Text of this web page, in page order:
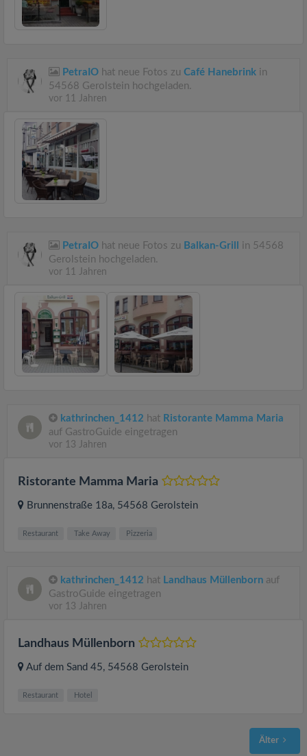
PetraIO hat neue Fotos zu Café Hanebrink in
54568 Gerolstein hochgeladen.
vor 11 Jahren
PetraIO hat neue Fotos zu Balkan-Grill
in 54568
Gerolstein hochgeladen.
vor 11 Jahren
kathrinchen_1412 hat Ristorante Mamma Maria
auf GastroGuide eingetragen
vor 13 Jahren
Ristorante Mamma Maria
Brunnenstraße 18a, 54568 Gerolstein
Restaurant Take Away Pizzeria
kathrinchen_1412 hat Landhaus Müllenborn auf
GastroGuide eingetragen
vor 13 Jahren
Landhaus Müllenborn
Auf dem Sand 45, 54568 Gerolstein
Restaurant Hotel
Älter